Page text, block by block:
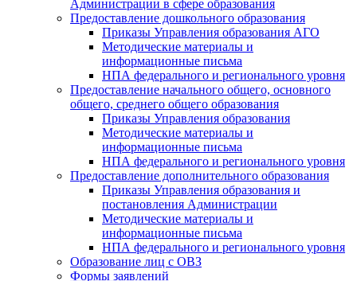
Администрации в сфере образования
Предоставление дошкольного образования
Приказы Управления образования АГО
Методические материалы и
информационные письма
НПА федерального и регионального уровня
Предоставление начального общего, основного
общего, среднего общего образования
Приказы Управления образования
Методические материалы и
информационные письма
НПА федерального и регионального уровня
Предоставление дополнительного образования
Приказы Управления образования и
постановления Администрации
Методические материалы и
информационные письма
НПА федерального и регионального уровня
Образование лиц с ОВЗ
Формы заявлений